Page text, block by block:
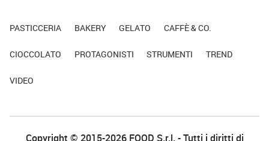
PASTICCERIA BAKERY GELATO CAFFÈ & CO.
CIOCCOLATO PROTAGONISTI STRUMENTI TREND
VIDEO
Copyright © 2015-2026 FOOD S.r.l. - Tutti i diritti di